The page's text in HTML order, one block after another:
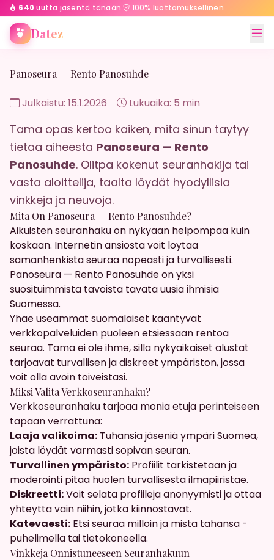
640 uutta jäsentä tänään | 100% luottamuksellinen
Datez
EtusivuPanoseura — Rento Panosuhde
Panoseura — Rento Panosuhde
Julkaistu: 15.1.2026 Lukuaika: 5 min
Tama opas kertoo kaiken, mita sinun taytyy
tietaa aiheesta Panoseura — Rento
Panosuhde. Olitpa kokenut seuranhakija tai
vasta aloittelija, taalta löydät hyodyllisia
vinkkeja ja neuvoja.
Mita On Panoseura — Rento Panosuhde?
Aikuisten seuranhaku on nykyaan helpompaa kuin
koskaan. Internetin ansiosta voit loytaa
samanhenkista seuraa nopeasti ja turvallisesti.
Panoseura — Rento Panosuhde on yksi
suosituimmista tavoista tavata uusia ihmisia
Suomessa.
Yhae useammat suomalaiset kaantyvat
verkkopalveluiden puoleen etsiessaan rentoa
seuraa. Tama ei ole ihme, silla nykyaikaiset alustat
tarjoavat turvallisen ja diskreet ympäriston, jossa
voit olla avoin toiveistasi.
Miksi Valita Verkkoseuranhaku?
Verkkoseuranhaku tarjoaa monia etuja perinteiseen
tapaan verrattuna:
Laaja valikoima: Tuhansia jäseniä ympäri Suomea,
joista löydät varmasti sopivan seuran.
Turvallinen ympäristo: Profiilit tarkistetaan ja
moderointi pitaa huolen turvallisesta ilmapiiristae.
Diskreetti:Voit selata profiileja anonyymisti ja ottaa
yhteytta vain niihin, jotka kiinnostavat.
Katevaesti: Etsi seuraa milloin ja mista tahansa -
puhelimella tai tietokoneella.
Vinkkeja Onnistuneeseen Seuranhakuun